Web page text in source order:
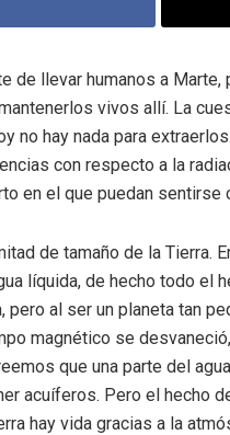
de llevar humanos a
vivos allí. La
no hay nada para
con respecto a la
en el que puedan sentirse
de tamaño de la Tierra.
líquida, de hecho todo el
pero al ser un planeta tan
magnético se
que una parte del
acuíferos. Pero el hecho
hay vida gracias a la